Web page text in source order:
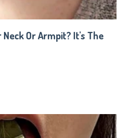
Neck Or Armpit? It's The